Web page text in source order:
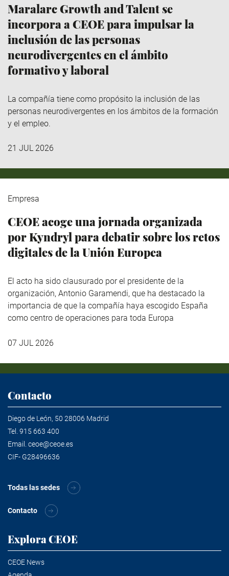
Maralarc Growth and Talent se
incorpora a CEOE para impulsar la
inclusión de las personas
neurodivergentes en el ámbito
formativo y laboral
La compañía tiene como propósito la inclusión de las
personas neurodivergentes en los ámbitos de la formación
y el empleo.
21 JUL 2026
Empresa
CEOE acoge una jornada organizada
por Kyndryl para debatir sobre los retos
digitales de la Unión Europea
El acto ha sido clausurado por el presidente de la
organización, Antonio Garamendi, que ha destacado la
importancia de que la compañía haya escogido España
como centro de operaciones para toda Europa
07 JUL 2026
Contacto
Diego de León, 50 28006 Madrid
Tel. 915 663 400
Email. ceoe@ceoe.es
CIF- G28496636
Todas las sedes
Contacto
Explora CEOE
CEOE News